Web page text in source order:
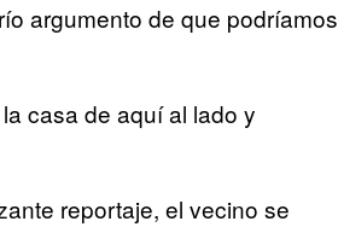
argumento de que podríamos
casa de aquí al lado y
reportaje, el vecino se